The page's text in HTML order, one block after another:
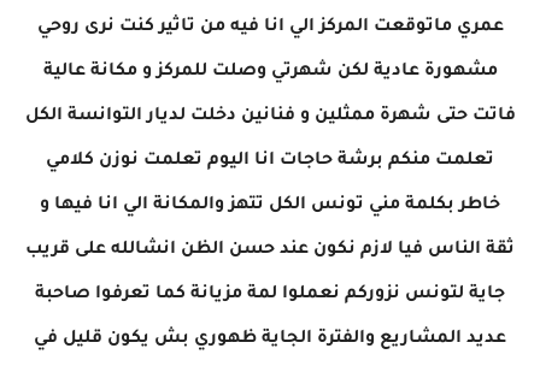
عمري ماتوقعت المركز الي انا فيه من تاثير كنت نرى روحي
مشهورة عادية لكن شهرتي وصلت للمركز و مكانة عالية
فاتت حتى شهرة ممثلين و فنانين دخلت لديار التوانسة الكل
تعلمت منكم برشة حاجات انا اليوم تعلمت نوزن كلامي
خاطر بكلمة مني تونس الكل تتهز والمكانة الي انا فيها و
ثقة الناس فيا لازم نكون عند حسن الظن انشالله على قريب
جاية لتونس نزوركم نعملوا لمة مزيانة كما تعرفوا صاحبة
عديد المشاريع والفترة الجاية ظهوري بش يكون قليل في